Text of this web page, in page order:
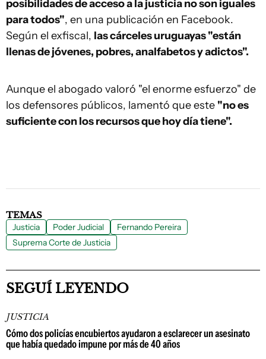
posibilidades de acceso a la justicia no son iguales
para todos", en una publicación en Facebook.
Según el exfiscal, las cárceles uruguayas "están
llenas de jóvenes, pobres, analfabetos y adictos".
Aunque el abogado valoró "el enorme esfuerzo" de
los defensores públicos, lamentó que este "no es
suficiente con los recursos que hoy día tiene".
TEMAS
Justicia Poder Judicial
Fernando Pereira
Suprema Corte de Justicia
SEGUÍ LEYENDO
JUSTICIA
Cómo dos policías encubiertos ayudaron a esclarecer un asesinato
que había quedado impune por más de 40 años